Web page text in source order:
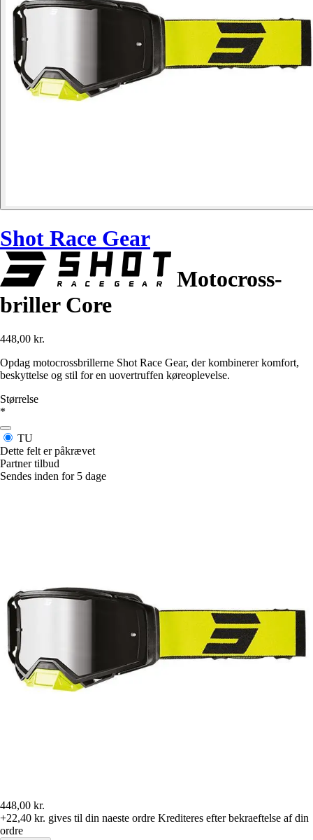
Shot Race Gear
Motocross-
briller Core
448,00 kr.
Opdag motocrossbrillerne Shot Race Gear, der kombinerer komfort,
beskyttelse og stil for en uovertruffen køreoplevelse.
Størrelse
*
TU
Dette felt er påkrævet
Partner tilbud
Sendes inden for 5 dage
448,00 kr.
+22,40 kr. gives til din naeste ordre Krediteres efter bekraeftelse af din
ordre